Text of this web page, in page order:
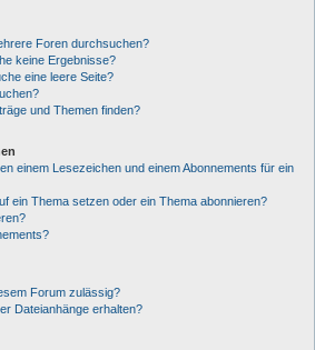
Foren durchsuchen?
keine Ergebnisse?
eine leere Seite?
und Themen finden?
einem Lesezeichen und einem Abonnements für ein
ein Thema setzen oder ein Thema abonnieren?
Forum zulässig?
Dateianhänge erhalten?